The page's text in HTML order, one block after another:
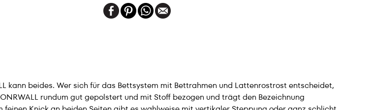
kann beides. Wer sich für das Bettsystem mit Bettrahmen und Lattenrostrost entscheidet,
rundum gut gepolstert und mit Stoff bezogen und trägt den Bezeichnung